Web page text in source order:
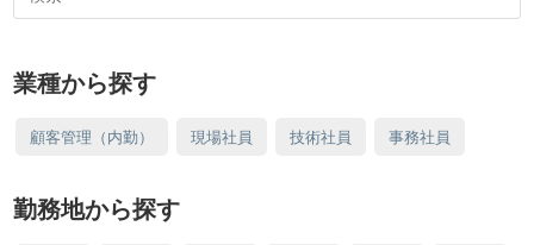
索
象:
業種から探す
顧客管理（内勤） 現場社員 技術社員 事務社員
勤務地から探す